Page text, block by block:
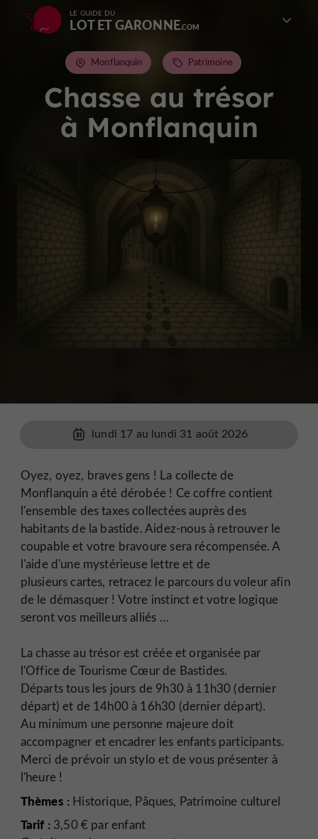
LE GUIDE DU
LOT ET GARONNE
Chasse au trésor
à Monflanquin
Monflanquin Patrimoine
lundi 17 au lundi 31 août 2026
Oyez, oyez, braves gens ! La collecte de
Monflanquin a été dérobée ! Ce coffre contient
l'ensemble des taxes collectées auprès des
habitants de la bastide. Aidez-nous à retrouver le
coupable et votre bravoure sera récompensée. A
l'aide d'une mystérieuse lettre et de
plusieurs cartes, retracez le parcours du voleur afin
de le démasquer ! Votre instinct et votre logique
seront vos meilleurs alliés …
La chasse au trésor est créée et organisée par
l'Office de Tourisme Cœur de Bastides.
Départs tous les jours de 9h30 à 11h30 (dernier
départ) et de 14h00 à 16h30 (dernier départ).
Au minimum une personne majeure doit
accompagner et encadrer les enfants participants.
Merci de prévoir un stylo et de vous présenter à
l'heure !
Thèmes : Historique, Pâques, Patrimoine culturel
Tarif :3,50 € par enfant